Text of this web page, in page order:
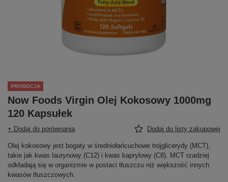
PROMOCJA
Now Foods Virgin Olej Kokosowy 1000mg
120 Kapsułek
+ Dodaj do porównania Dodaj do listy zakupowej
Olej kokosowy jest bogaty w średniołańcuchowe trójglicerydy (MCT),
takie jak kwas laurynowy (C12) i kwas kaprylowy (C8). MCT rzadziej
odkładają się w organizmie w postaci tłuszczu niż większość innych
kwasów tłuszczowych.